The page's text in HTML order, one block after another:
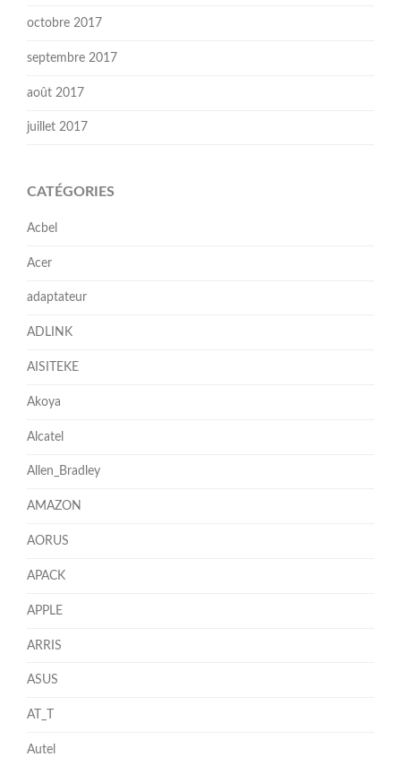
octobre 2017
septembre 2017
août 2017
juillet 2017
CATÉGORIES
Acbel
Acer
adaptateur
ADLINK
AISITEKE
Akoya
Alcatel
Allen_Bradley
AMAZON
AORUS
APACK
APPLE
ARRIS
ASUS
AT_T
Autel